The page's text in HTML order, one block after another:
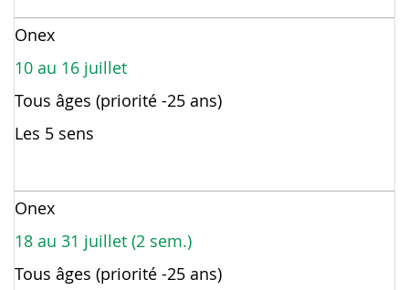
Onex
10 au 16 juillet
Tous âges (priorité -25 ans)
Les 5 sens
Onex
18 au 31 juillet (2 sem.)
Tous âges (priorité -25 ans)